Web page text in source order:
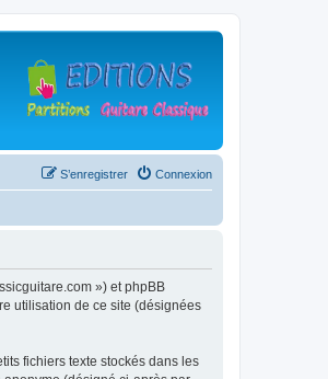
Connexion
S’enregistrer
») et phpBB
utilisation de ce site (désignées
fichiers texte stockés dans les